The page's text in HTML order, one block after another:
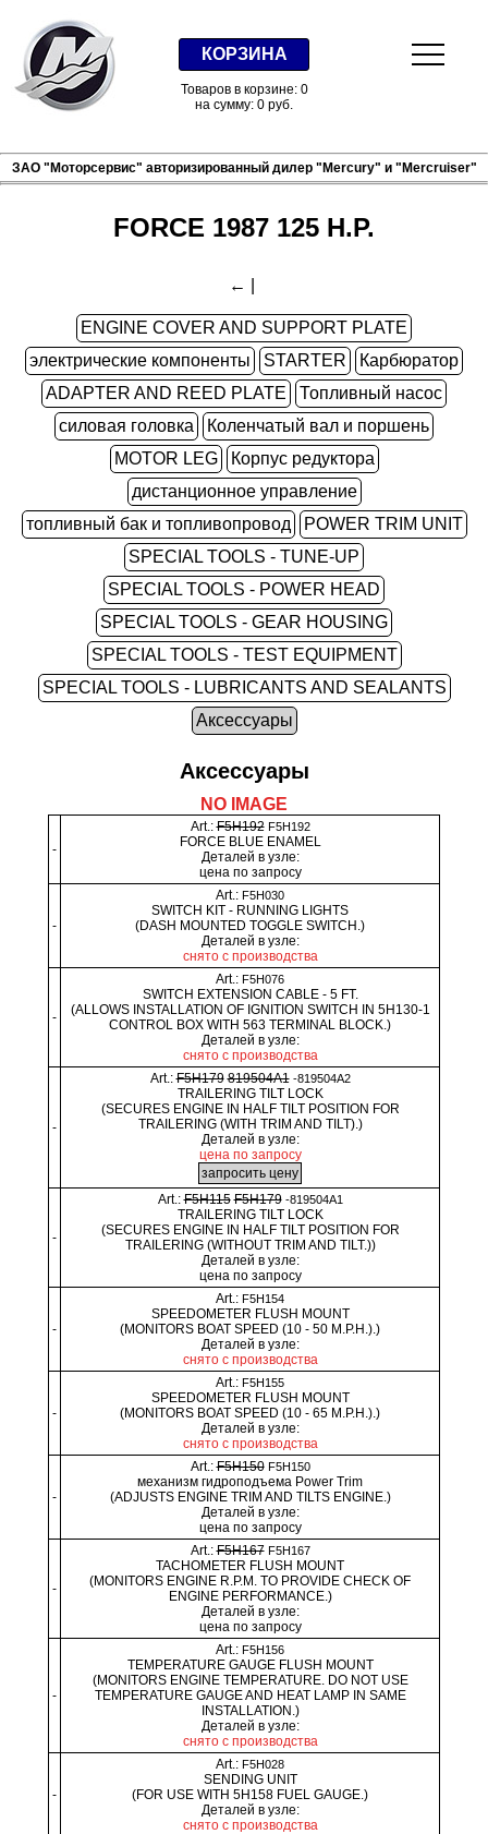
КОРЗИНА
Товаров в корзине: 0
на сумму: 0 руб.
ЗАО "Моторсервис" авторизированный дилер "Mercury" и "Mercruiser"
FORCE 1987 125 H.P.
←
ENGINE COVER AND SUPPORT PLATE
электрические компоненты
STARTER
Карбюратор
ADAPTER AND REED PLATE
Топливный насос
силовая головка
Коленчатый вал и поршень
MOTOR LEG
Корпус редуктора
дистанционное управление
топливный бак и топливопровод
POWER TRIM UNIT
SPECIAL TOOLS - TUNE-UP
SPECIAL TOOLS - POWER HEAD
SPECIAL TOOLS - GEAR HOUSING
SPECIAL TOOLS - TEST EQUIPMENT
SPECIAL TOOLS - LUBRICANTS AND SEALANTS
Аксессуары
Аксессуары
NO IMAGE
-
Art.:F5H192 F5H192
FORCE BLUE ENAMEL
Деталей в узле:
цена по запросу
-
Art.: F5H030
SWITCH KIT - RUNNING LIGHTS
(DASH MOUNTED TOGGLE SWITCH.)
Деталей в узле:
снято с производства
-
Art.: F5H076
SWITCH EXTENSION CABLE - 5 FT.
(ALLOWS INSTALLATION OF IGNITION SWITCH IN 5H130-1
CONTROL BOX WITH 563 TERMINAL BLOCK.)
Деталей в узле:
снято с производства
-
Art.:F5H179 819504A1 -819504A2
TRAILERING TILT LOCK
(SECURES ENGINE IN HALF TILT POSITION FOR
TRAILERING (WITH TRIM AND TILT).)
Деталей в узле:
цена по запросу
-
Art.:F5H115 F5H179 -819504A1
TRAILERING TILT LOCK
(SECURES ENGINE IN HALF TILT POSITION FOR
TRAILERING (WITHOUT TRIM AND TILT.))
Деталей в узле:
цена по запросу
-
Art.: F5H154
SPEEDOMETER FLUSH MOUNT
(MONITORS BOAT SPEED (10 - 50 M.P.H.).)
Деталей в узле:
снято с производства
-
Art.: F5H155
SPEEDOMETER FLUSH MOUNT
(MONITORS BOAT SPEED (10 - 65 M.P.H.).)
Деталей в узле:
снято с производства
-
Art.:F5H150 F5H150
механизм гидроподъема Power Trim
(ADJUSTS ENGINE TRIM AND TILTS ENGINE.)
Деталей в узле:
цена по запросу
-
Art.:F5H167 F5H167
TACHOMETER FLUSH MOUNT
(MONITORS ENGINE R.P.M. TO PROVIDE CHECK OF
ENGINE PERFORMANCE.)
Деталей в узле:
цена по запросу
-
Art.: F5H156
TEMPERATURE GAUGE FLUSH MOUNT
(MONITORS ENGINE TEMPERATURE. DO NOT USE
TEMPERATURE GAUGE AND HEAT LAMP IN SAME
INSTALLATION.)
Деталей в узле:
снято с производства
-
Art.: F5H028
SENDING UNIT
(FOR USE WITH 5H158 FUEL GAUGE.)
Деталей в узле:
снято с производства